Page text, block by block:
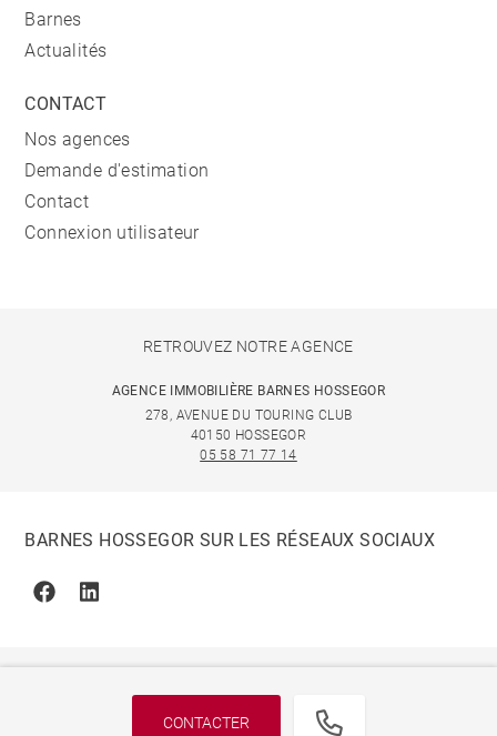
CONTACTER
Barnes
Actualités
CONTACT
Nos agences
Demande d'estimation
Contact
Connexion utilisateur
RETROUVEZ NOTRE AGENCE
AGENCE IMMOBILIÈRE BARNES HOSSEGOR
278, AVENUE DU TOURING CLUB
40150 HOSSEGOR
05 58 71 77 14
BARNES HOSSEGOR SUR LES RÉSEAUX SOCIAUX
FacebookLinkedin
© 2026 BARNES, INTERNATIONAL REALTY - BARNES